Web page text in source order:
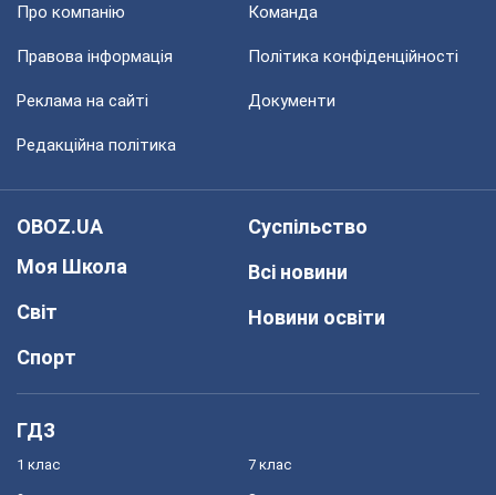
Про компанію Команда
Правова інформація Політика конфіденційності
Реклама на сайті Документи
Редакційна політика
OBOZ.UA
Моя Школа
Світ
Спорт
Суспільство
Всі новини
Новини освіти
ГДЗ
1 клас 7 клас